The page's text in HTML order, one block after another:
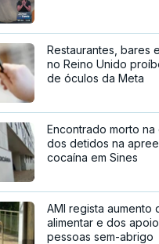
Restaurantes, bares
no Reino Unido
de óculos da Meta
Encontrado morto na
dos detidos na
cocaína em Sines
AMI regista aumento
alimentar e dos
pessoas sem-abrigo